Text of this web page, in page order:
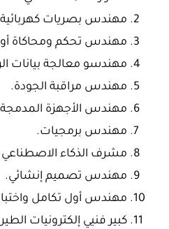
مهندس بصريات
مهندس تحكم ومحاكاة
مهندسو معالجة بيانات
مهندس مراقبة الجودة.
مهندس الأجهزة
مهندس برمجيات.
مشرف الذكاء الاصطناعي
مهندس تصميم إنشائي.
مهندس أول تكامل
كبير فنيي إلكترونيات